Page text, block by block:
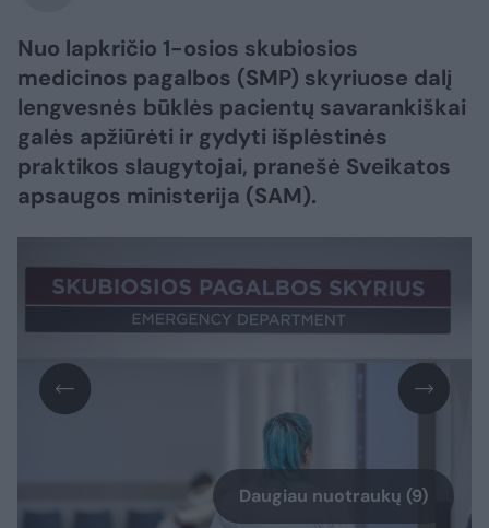
Nuo lapkričio 1-osios skubiosios
medicinos pagalbos (SMP) skyriuose dalį
lengvesnės būklės pacientų savarankiškai
galės apžiūrėti ir gydyti išplėstinės
praktikos slaugytojai, pranešė Sveikatos
apsaugos ministerija (SAM).
Daugiau nuotraukų (9)